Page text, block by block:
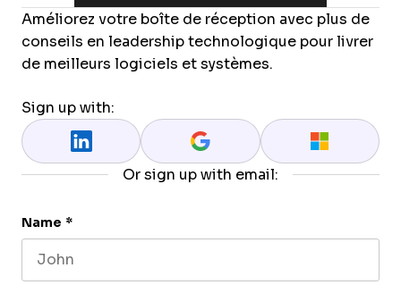
Améliorez votre boîte de réception avec plus de
conseils en leadership technologique pour livrer
de meilleurs logiciels et systèmes.
Sign up with:
Or sign up with email:
Name *